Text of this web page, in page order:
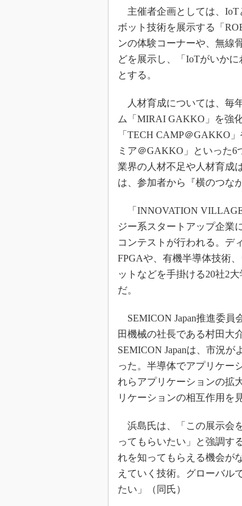
主催者企画としては、IoT
ボット技術を展示する「
ンの体験コーナーや、無線
どを展示し、「IoTがいか
とする。
人材育成については、毎
ム「MIRAI GAKKO」を強
「TECH CAMP＠GAKKO
ミア＠GAKKO」といった6
業界の人材不足や人材育成
は、参加者から『横のつな
「INNOVATION
ジー系スタートアップ企業
コンテストが行われる。デ
FPGAや、有機半導体技術
ットなどを手掛ける20社2
だ。
SEMICON Japan推進委員
田機械の社長である村田大
SEMICON Japanは、市況が
った。半導体でアプリケー
れらアプリケーションの拡
リケーションの相互作用を
浜島氏は、「この展示会
ってもらいたい」と強調す
れを知ってもらえる機会が
えていく技術。グローバル
たい」（同氏）